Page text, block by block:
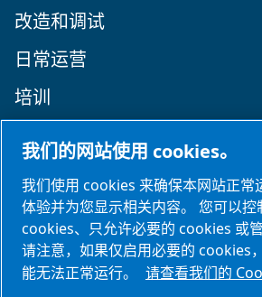
改造和调试
日常运营
培训
关注我们
我们的网站使用 cookies。
我们使用 cookies 来确保本网站正常
体验并为您显示相关内容。 您可以控
cookies、只允许必要的 cookies 或管
请注意，如果仅启用必要的 cookies
能无法正常运行。
请查看我们的